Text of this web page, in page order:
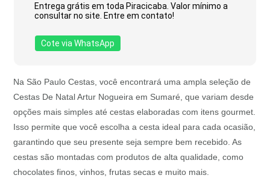
Entrega grátis em toda Piracicaba. Valor mínimo a
consultar no site. Entre em contato!
Cote via WhatsApp
Na São Paulo Cestas, você encontrará uma ampla seleção de
Cestas De Natal Artur Nogueira em Sumaré, que variam desde
opções mais simples até cestas elaboradas com itens gourmet.
Isso permite que você escolha a cesta ideal para cada ocasião,
garantindo que seu presente seja sempre bem recebido. As
cestas são montadas com produtos de alta qualidade, como
chocolates finos, vinhos, frutas secas e muito mais.